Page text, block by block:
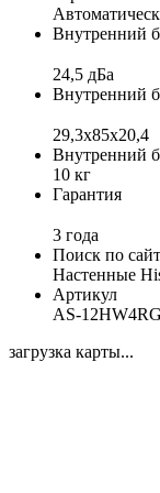
Внутренний
24,5 дБа
Внутренний
29,3х85х20,4
Внутренний
10 кг
Гарантия
3 года
Поиск по
Настенные
Артикул
AS-
загрузка карты...